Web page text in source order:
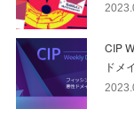
CIP
ドメ